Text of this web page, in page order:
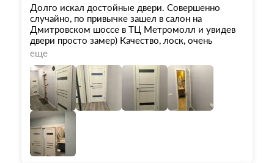
Долго искал достойные двери. Совершенно
случайно, по привычке зашел в салон на
Дмитровском шоссе в ТЦ Метромолл и увидев
двери просто замер) Качество, лоск, очень
богатый и достойный вид... Консультант Сергей
подробно рассказал о производителе, показал
каталог.
В салоне немного дверей представлено, но
достаточно, чтобы судить о качестве. Вечером с
женой выбрали с сайта понравившиеся. Обещали
доставить в течение 60 дней, но привезли
гораздо раньше.
Одним словом очень доволен. Совершенно
другой вид в квартире.
еще